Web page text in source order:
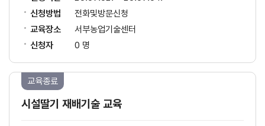
신청방법
전화및방문신청
교육장소
서부농업기술센터
신청자
0 명
시설딸기 재배기술 교육
교육종료